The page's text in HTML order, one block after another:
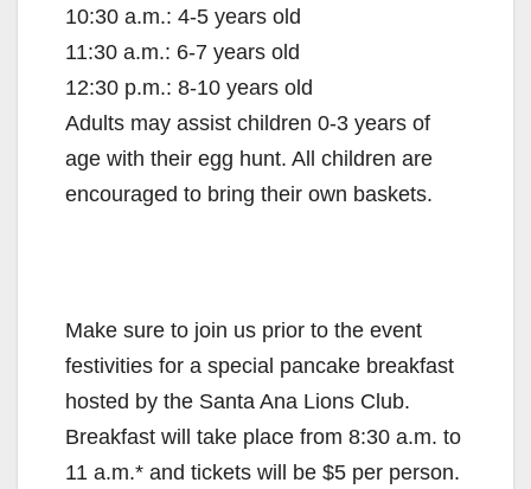
10:30 a.m.: 4-5 years old
11:30 a.m.: 6-7 years old
12:30 p.m.: 8-10 years old
Adults may assist children 0-3 years of
age with their egg hunt. All children are
encouraged to bring their own baskets.
Make sure to join us prior to the event
festivities for a special pancake breakfast
hosted by the Santa Ana Lions Club.
Breakfast will take place from 8:30 a.m. to
11 a.m.* and tickets will be $5 per person.